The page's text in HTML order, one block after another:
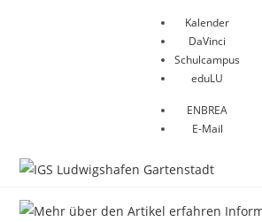
Kalender
DaVinci
Schulcampus
eduLU
ENBREA
E-Mail